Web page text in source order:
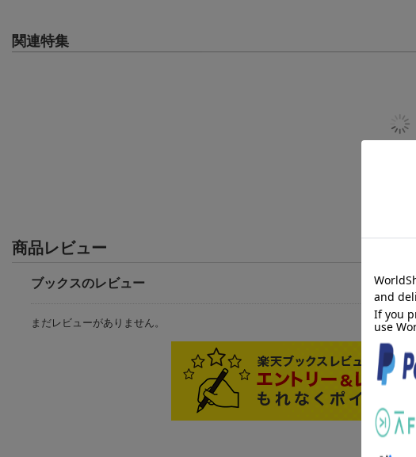
関連特集
商品レビュー
ブックスのレビュー
まだレビューがありません。